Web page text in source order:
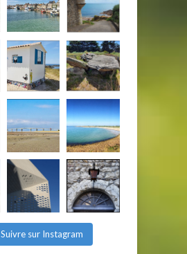
Suivre sur Instagram